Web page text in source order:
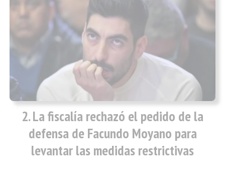
La fiscalía rechazó el pedido de la
defensa de Facundo Moyano para
levantar las medidas restrictivas